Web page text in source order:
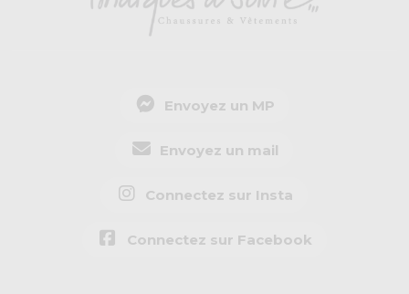
Envoyez un MP
Envoyez un mail
Connectez sur Insta
Connectez sur Facebook